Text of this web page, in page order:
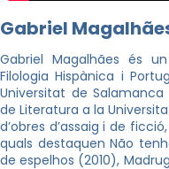
Gabriel
Gabriel Magalhães és
Filologia Hispànica i
Universitat de
de Literatura a la
d’obres d’assaig i de
quals destaquen Não
de espelhos (2010),